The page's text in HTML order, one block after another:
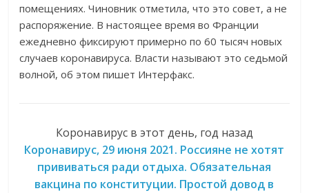
помещениях. Чиновник отметила, что это совет, а не
распоряжение. В настоящее время во Франции
ежедневно фиксируют примерно по 60 тысяч новых
случаев коронавируса. Власти называют это седьмой
волной, об этом пишет Интерфакс.
Коронавирус в этот день, год назад
Коронавирус, 29 июня 2021. Россияне не хотят
прививаться ради отдыха. Обязательная
вакцина по конституции. Простой довод в